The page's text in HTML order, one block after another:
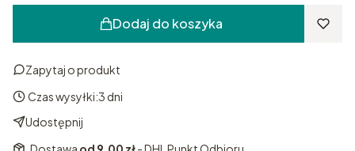
Dodaj do koszyka
Zapytaj o produkt
Czas wysyłki:3 dni
Udostępnij